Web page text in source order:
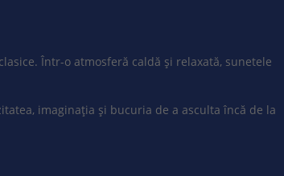
Într-o atmosferă caldă și relaxată, sunetele
imaginația și bucuria de a asculta încă de la